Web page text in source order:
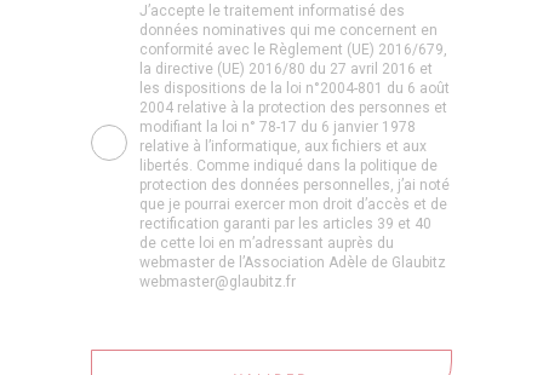
J’accepte le traitement informatisé des
données nominatives qui me concernent en
conformité avec le Règlement (UE) 2016/679,
la directive (UE) 2016/80 du 27 avril 2016 et
les dispositions de la loi n°2004-801 du 6 août
2004 relative à la protection des personnes et
modifiant la loi n° 78-17 du 6 janvier 1978
relative à l’informatique, aux fichiers et aux
libertés. Comme indiqué dans la politique de
protection des données personnelles, j’ai noté
que je pourrai exercer mon droit d’accès et de
rectification garanti par les articles 39 et 40
de cette loi en m’adressant auprès du
webmaster de l’Association Adèle de Glaubitz
webmaster@glaubitz.fr